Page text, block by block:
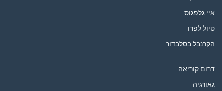
איי גלפגוס
טיול לפרו
הקרנבל בסלבדור
דרום קוריאה
גאורגיה